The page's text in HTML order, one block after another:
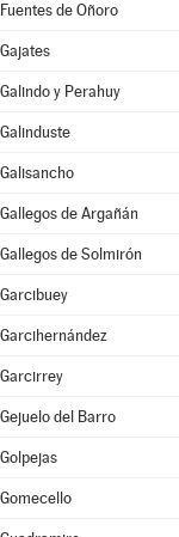
Fuentes de Oñoro
Gajates
Galindo y Perahuy
Galinduste
Galisancho
Gallegos de Argañán
Gallegos de Solmirón
Garcibuey
Garcihernández
Garcirrey
Gejuelo del Barro
Golpejas
Gomecello